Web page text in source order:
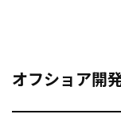
オフショア開